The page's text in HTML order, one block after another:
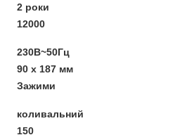
2 роки
12000
230В~50Гц
90 х 187 мм
Зажими
коливальний
150